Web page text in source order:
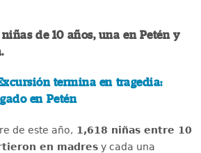
de 10 años, una en Petén y
termina en tragedia:
en Petén
de este año, 1,618 niñas entre 10
en madresy cada una